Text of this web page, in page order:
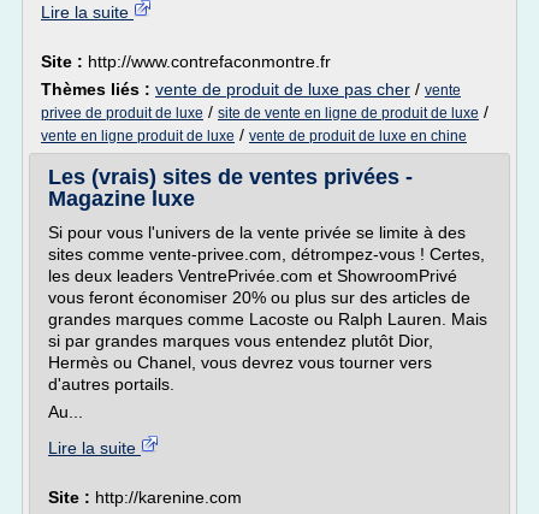
Lire la suite
Site : http://www.contrefaconmontre.fr
Thèmes liés : vente de produit de luxe pas cher / vente
privee de produit de luxe / site de vente en ligne de produit de luxe /
vente en ligne produit de luxe / vente de produit de luxe en chine
Les (vrais) sites de ventes privées -
Magazine luxe
Si pour vous l'univers de la vente privée se limite à des
sites comme vente-privee.com, détrompez-vous ! Certes,
les deux leaders VentrePrivée.com et ShowroomPrivé
vous feront économiser 20% ou plus sur des articles de
grandes marques comme Lacoste ou Ralph Lauren. Mais
si par grandes marques vous entendez plutôt Dior,
Hermès ou Chanel, vous devrez vous tourner vers
d'autres portails.
Au...
Lire la suite
Site : http://karenine.com